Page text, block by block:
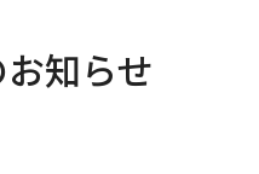
知らせ